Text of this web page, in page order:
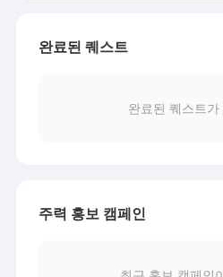
완료된 퀘스트
완료된 퀘스트
주력 홍보 캠페인